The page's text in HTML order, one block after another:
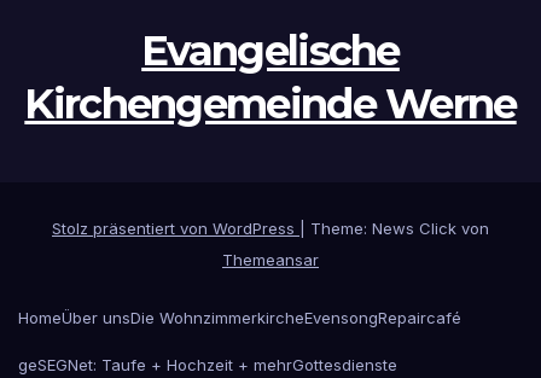
Evangelische
Kirchengemeinde Werne
Stolz präsentiert von WordPress
Theme: News Click von
Themeansar
HomeÜber unsDie WohnzimmerkircheEvensongRepaircafé
geSEGNet: Taufe + Hochzeit + mehrGottesdienste